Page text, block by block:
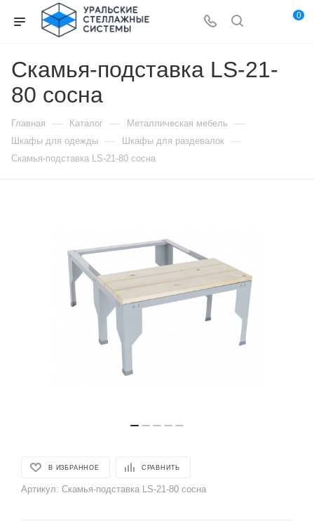
0
Скамья-подставка LS-21-
80 сосна
Главная — Каталог — Металлическая мебель —
Шкафы для одежды — Шкафы для раздевалок —
Скамья-подставка LS-21-80 сосна
В ИЗБРАННОЕ СРАВНИТЬ
Артикул: Скамья-подставка LS-21-80 сосна